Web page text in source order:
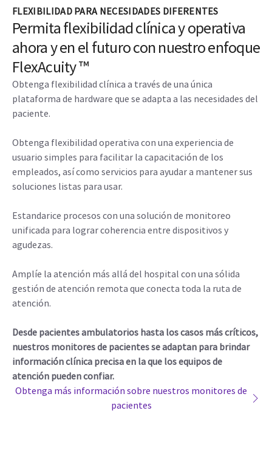
FLEXIBILIDAD PARA NECESIDADES DIFERENTES
Permita flexibilidad clínica y operativa
ahora y en el futuro con nuestro enfoque
FlexAcuity ™
Obtenga flexibilidad clínica a través de una única
plataforma de hardware que se adapta a las necesidades del
paciente.
Obtenga flexibilidad operativa con una experiencia de
usuario simples para facilitar la capacitación de los
empleados, así como servicios para ayudar a mantener sus
soluciones listas para usar.
Estandarice procesos con una solución de monitoreo
unificada para lograr coherencia entre dispositivos y
agudezas.
Amplíe la atención más allá del hospital con una sólida
gestión de atención remota que conecta toda la ruta de
atención.
Desde pacientes ambulatorios hasta los casos más críticos,
nuestros monitores de pacientes se adaptan para brindar
información clínica precisa en la que los equipos de
atención pueden confiar.
Obtenga más información sobre nuestros monitores de
pacientes